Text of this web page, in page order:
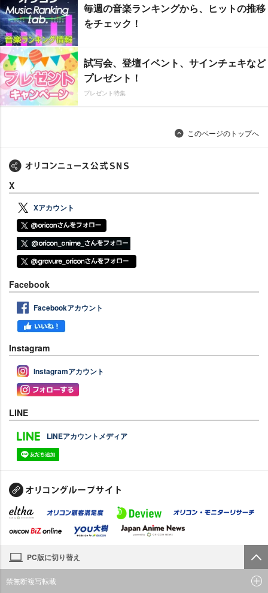
毎週の音楽ランキングから、ヒットの推移
をチェック！
試写会、登壇イベント、サインチェキなど
プレゼント！
プレゼント特集
このページのトップへ
X
Xアカウント
Facebook
Facebookアカウント
Instagram
Instagramアカウント
LINE
LINEアカウントメディア
PC版に切り替え
禁無断複写転載